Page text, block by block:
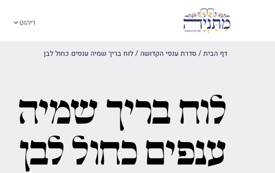
ריהוט
דף הבית/ סדרת ענפי הקדושה /לוח בריך שמיה ענפים כחול לבן
לוח בריך שמיה
ענפים כחול לבן